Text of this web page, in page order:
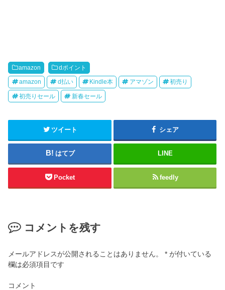
amazon dポイント
amazon d払い Kindle本 アマゾン 初売り
初売りセール 新春セール
ツイート シェア
はてブ LINE
Pocket feedly
コメントを残す
メールアドレスが公開されることはありません。 * が付いている
欄は必須項目です
コメント